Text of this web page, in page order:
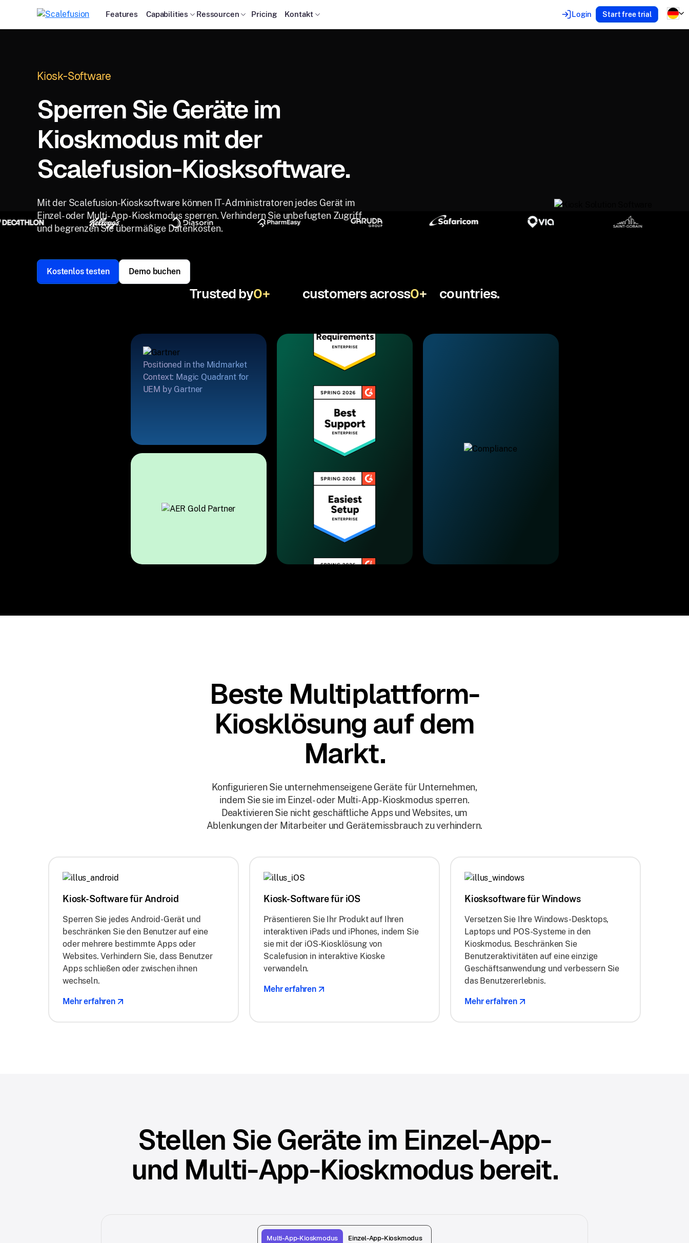
Features Capabilities Ressourcen Pricing Kontakt Login Start free trial
Kiosk-Software
Sperren Sie Geräte im
Kioskmodus mit der
Scalefusion-Kiosksoftware.
Mit der Scalefusion-Kiosksoftware können IT-Administratoren jedes Gerät im
Einzel- oder Multi-App-Kioskmodus sperren. Verhindern Sie unbefugten Zugriff
und begrenzen Sie übermäßige Datenkosten.
Kostenlos testen Demo buchen
Trusted by0+ customers across0+ countries.
Positioned in the Midmarket
Context: Magic Quadrant for
UEM by Gartner
Beste Multiplattform-
Kiosklösung auf dem
Markt.
Konfigurieren Sie unternehmenseigene Geräte für Unternehmen,
indem Sie sie im Einzel- oder Multi-App-Kioskmodus sperren.
Deaktivieren Sie nicht geschäftliche Apps und Websites, um
Ablenkungen der Mitarbeiter und Gerätemissbrauch zu verhindern.
Kiosk-Software für Android
Sperren Sie jedes Android-Gerät und
beschränken Sie den Benutzer auf eine
oder mehrere bestimmte Apps oder
Websites. Verhindern Sie, dass Benutzer
Apps schließen oder zwischen ihnen
wechseln.
Mehr erfahren
Kiosk-Software für iOS
Präsentieren Sie Ihr Produkt auf Ihren
interaktiven iPads und iPhones, indem Sie
sie mit der iOS-Kiosklösung von
Scalefusion in interaktive Kioske
verwandeln.
Mehr erfahren
Kiosksoftware für Windows
Versetzen Sie Ihre Windows-Desktops,
Laptops und POS-Systeme in den
Kioskmodus. Beschränken Sie
Benutzeraktivitäten auf eine einzige
Geschäftsanwendung und verbessern Sie
das Benutzererlebnis.
Mehr erfahren
Stellen Sie Geräte im Einzel-App-
und Multi-App-Kioskmodus bereit.
Multi-App-Kioskmodus Einzel-App-Kioskmodus